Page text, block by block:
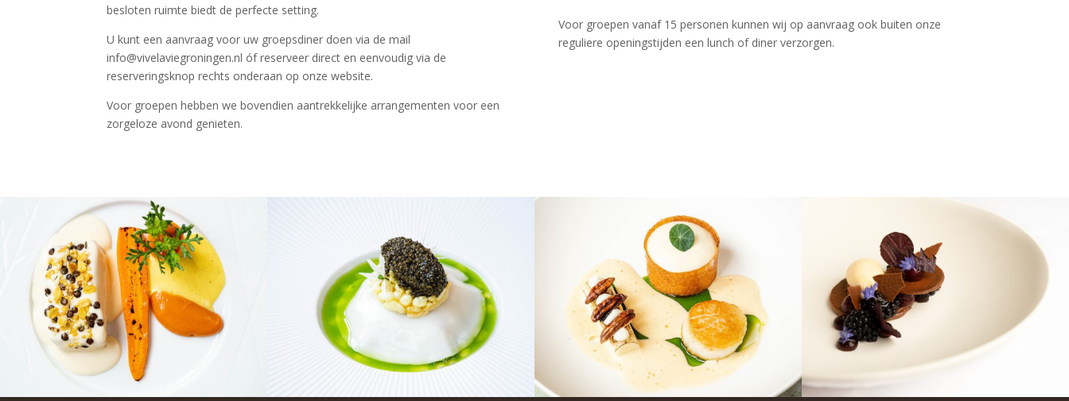
besloten ruimte biedt de perfecte setting.
U kunt een aanvraag voor uw groepsdiner doen via de mail
info@vivelaviegroningen.nl óf reserveer direct en eenvoudig via de
reserveringsknop rechts onderaan op onze website.
Voor groepen hebben we bovendien aantrekkelijke arrangementen voor een
zorgeloze avond genieten.
Voor groepen vanaf 15 personen kunnen wij op aanvraag ook buiten onze
reguliere openingstijden een lunch of diner verzorgen.